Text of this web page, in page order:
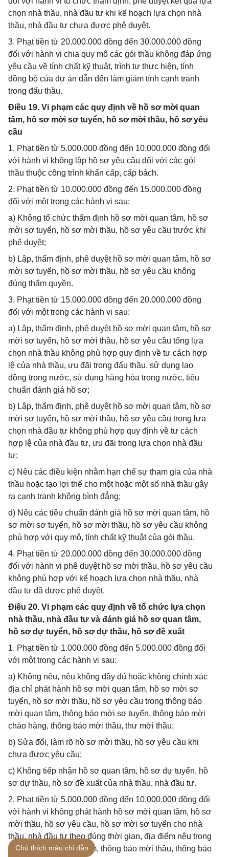
chọn nhà thầu, nhà đầu tư khi kế hoạch lựa chọn nhà
thầu, nhà đầu tư chưa được phê duyệt.
3. Phạt tiền từ 20.000.000 đồng đến 30.000.000 đồng
đối với hành vi chia quy mô các gói thầu không đáp ứng
yêu cầu về tính chất kỹ thuật, trình tự thực hiện, tính
đồng bộ của dự án dẫn đến làm giảm tính cạnh tranh
trong đấu thầu.
Điều 19. Vi phạm các quy định về hồ sơ mời quan
tâm, hồ sơ mời sơ tuyển, hồ sơ mời thầu, hồ sơ yêu
cầu
1. Phạt tiền từ 5.000.000 đồng đến 10.000.000 đồng đối
với hành vi không lập hồ sơ yêu cầu đối với các gói
thầu thuộc công trình khẩn cấp, cấp bách.
2. Phạt tiền từ 10.000.000 đồng đến 15.000.000 đồng
đối với một trong các hành vi sau:
a) Không tổ chức thẩm định hồ sơ mời quan tâm, hồ sơ
mời sơ tuyển, hồ sơ mời thầu, hồ sơ yêu cầu trước khi
phê duyệt;
b) Lập, thẩm định, phê duyệt hồ sơ mời quan tâm, hồ sơ
mời sơ tuyển, hồ sơ mời thầu, hồ sơ yêu cầu không
đúng thẩm quyền.
3. Phạt tiền từ 15.000.000 đồng đến 20.000.000 đồng
đối với một trong các hành vi sau:
a) Lập, thẩm định, phê duyệt hồ sơ mời quan tâm, hồ sơ
mời sơ tuyển, hồ sơ mời thầu, hồ sơ yêu cầu tổng lựa
chọn nhà thầu không phù hợp quy định về tư cách hợp
lệ của nhà thầu, ưu đãi trong đấu thầu, sử dụng lao
động trong nước, sử dụng hàng hóa trong nước, tiêu
chuẩn đánh giá hồ sơ;
b) Lập, thẩm định, phê duyệt hồ sơ mời quan tâm, hồ sơ
mời sơ tuyển, hồ sơ mời thầu, hồ sơ yêu cầu trong lựa
chọn nhà đầu tư không phù hợp quy định về tư cách
hợp lệ của nhà đầu tư, ưu đãi trong lựa chọn nhà đầu
tư;
c) Nêu các điều kiện nhằm hạn chế sự tham gia của nhà
thầu hoặc tạo lợi thế cho một hoặc một số nhà thầu gây
ra cạnh tranh không bình đẳng;
d) Nêu các tiêu chuẩn đánh giá hồ sơ mời quan tâm, hồ
sơ mời sơ tuyển, hồ sơ mời thầu, hồ sơ yêu cầu không
phù hợp với quy mô, tính chất kỹ thuật của gói thầu.
4. Phạt tiền từ 20.000.000 đồng đến 30.000.000 đồng
đối với hành vi phê duyệt hồ sơ mời thầu, hồ sơ yêu cầu
không phù hợp với kế hoạch lựa chọn nhà thầu, nhà
đầu tư đã được phê duyệt.
Điều 20. Vi phạm các quy định về tổ chức lựa chọn
nhà thầu, nhà đầu tư và đánh giá hồ sơ quan tâm,
hồ sơ dự tuyển, hồ sơ dự thầu, hồ sơ đề xuất
1. Phạt tiền từ 1.000.000 đồng đến 5.000.000 đồng đối
với một trong các hành vi sau:
a) Không nêu, nêu không đầy đủ hoặc không chính xác
địa chỉ phát hành hồ sơ mời quan tâm, hồ sơ mời sơ
tuyển, hồ sơ mời thầu, hồ sơ yêu cầu trong thông báo
mời quan tâm, thông báo mời sơ tuyển, thông báo mời
chào hàng, thông báo mời thầu, thư mời thầu;
b) Sửa đổi, làm rõ hồ sơ mời thầu, hồ sơ yêu cầu khi
chưa được yêu cầu;
c) Không tiếp nhận hồ sơ quan tâm, hồ sơ dự tuyển, hồ
sơ dự thầu, hồ sơ đề xuất của nhà thầu, nhà đầu tư.
2. Phạt tiền từ 5.000.000 đồng đến 10.000.000 đồng đối
với hành vi không phát hành hồ sơ mời quan tâm, hồ sơ
mời thầu, hồ sơ yêu cầu, hồ sơ mời sơ tuyển cho nhà
thầu, nhà đầu tư theo đúng thời gian, địa điểm nêu trong
thông báo mời quan tâm, thông báo mời thầu, thông báo
Chú thích màu chỉ dẫn